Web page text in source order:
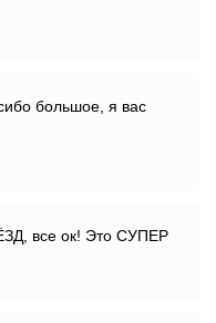
большое, я вас
все ок! Это СУПЕР